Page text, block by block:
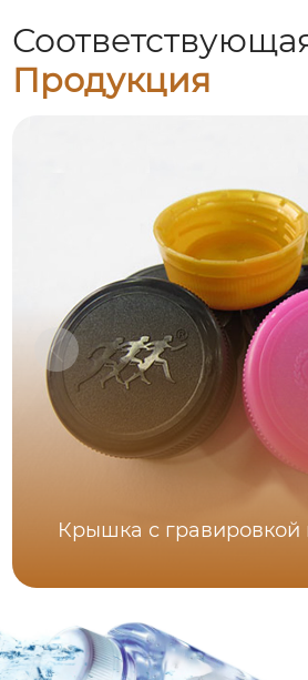
Продукция
Крышка с гравировкой